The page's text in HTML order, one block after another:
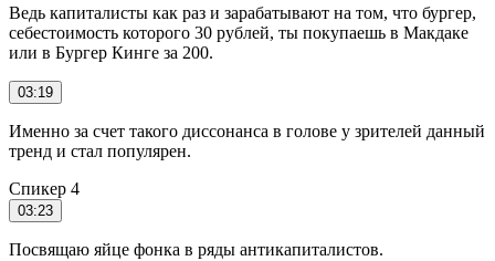
Ведь капиталисты как раз и зарабатывают на том, что бургер,
себестоимость которого 30 рублей, ты покупаешь в Макдаке
или в Бургер Кинге за 200.
03:19
Именно за счет такого диссонанса в голове у зрителей данный
тренд и стал популярен.
Спикер 4
03:23
Посвящаю яйце фонка в ряды антикапиталистов.